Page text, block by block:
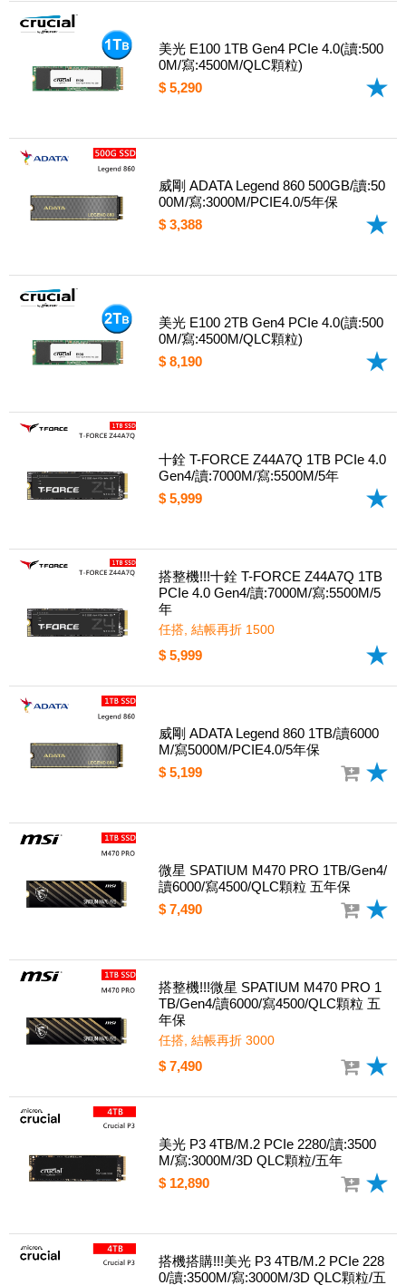
美光 E100 1TB Gen4 PCIe 4.0(讀:500
0M/寫:4500M/QLC顆粒)
$ 5,290
威剛 ADATA Legend 860 500GB/讀:50
00M/寫:3000M/PCIE4.0/5年保
$ 3,388
美光 E100 2TB Gen4 PCIe 4.0(讀:500
0M/寫:4500M/QLC顆粒)
$ 8,190
十銓 T-FORCE Z44A7Q 1TB PCIe 4.0
Gen4/讀:7000M/寫:5500M/5年
$ 5,999
搭整機!!!十銓 T-FORCE Z44A7Q 1TB
PCIe 4.0 Gen4/讀:7000M/寫:5500M/5
年
任搭, 結帳再折 1500
$ 5,999
威剛 ADATA Legend 860 1TB/讀6000
M/寫5000M/PCIE4.0/5年保
$ 5,199
微星 SPATIUM M470 PRO 1TB/Gen4/
讀6000/寫4500/QLC顆粒 五年保
$ 7,490
搭整機!!!微星 SPATIUM M470 PRO 1
TB/Gen4/讀6000/寫4500/QLC顆粒 五
年保
任搭, 結帳再折 3000
$ 7,490
美光 P3 4TB/M.2 PCIe 2280/讀:3500
M/寫:3000M/3D QLC顆粒/五年
$ 12,890
搭機搭購!!!美光 P3 4TB/M.2 PCIe 228
0/讀:3500M/寫:3000M/3D QLC顆粒/五